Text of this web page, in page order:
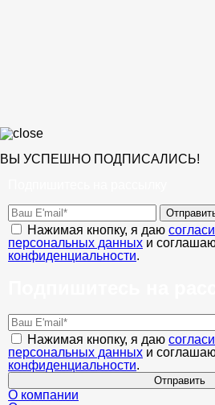
ВЫ УСПЕШНО ПОДПИСАЛИСЬ!
Нажимая кнопку, я даю
персональных данных и
конфиденциальности.
Нажимая кнопку, я даю
персональных данных и
конфиденциальности.
Отправить
О компании